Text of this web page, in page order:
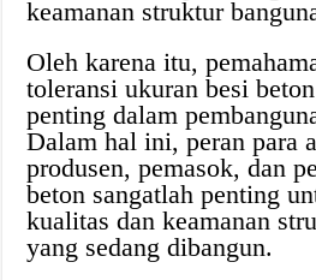
keamanan struktur
Oleh karena itu,
toleransi ukuran besi
penting dalam
Dalam hal ini, peran para
produsen, pemasok, dan
beton sangatlah penting
kualitas dan keamanan
yang sedang dibangun.